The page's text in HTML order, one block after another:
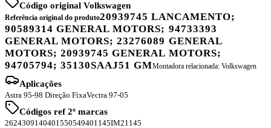
Código original Volkswagen
Referência original do produto20939745 LANCAMENTO;
90589314 GENERAL MOTORS; 94733393
GENERAL MOTORS; 23276089 GENERAL
MOTORS; 20939745 GENERAL MOTORS;
94705794; 35130SAAJ51 GMMontadora relacionada: Volkswagen
Aplicações
Astra 95-98 Direção FixaVectra 97-05
Códigos ref 2º marcas
2624309140401550549401145IM21145